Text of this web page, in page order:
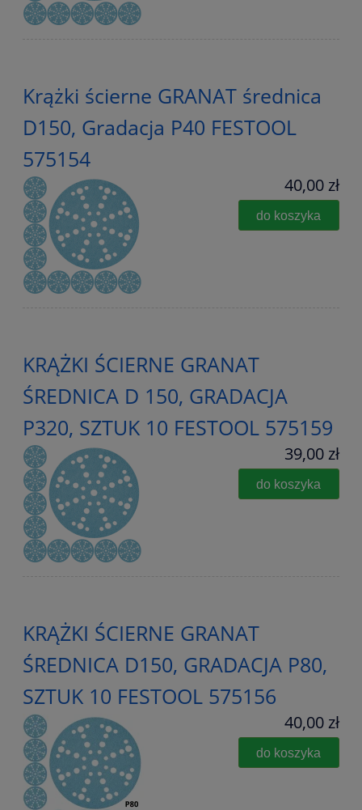
Krążki ścierne GRANAT średnica
D150, Gradacja P40 FESTOOL
575154
40,00 zł
do koszyka
KRĄŻKI ŚCIERNE GRANAT
ŚREDNICA D 150, GRADACJA
P320, SZTUK 10 FESTOOL 575159
39,00 zł
do koszyka
KRĄŻKI ŚCIERNE GRANAT
ŚREDNICA D150, GRADACJA P80,
SZTUK 10 FESTOOL 575156
40,00 zł
do koszyka